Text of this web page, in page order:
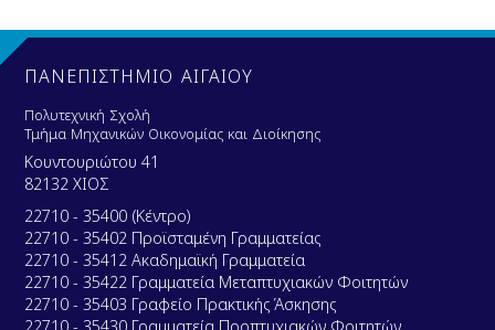
ΠΑΝΕΠΙΣΤΗΜΙΟ ΑΙΓΑΙΟΥ
Πολυτεχνική Σχολή
Τμήμα Μηχανικών Οικονομίας και Διοίκησης
Κουντουριώτου 41
82132 ΧΙΟΣ
22710 - 35400 (Κέντρο)
22710 - 35402 Προϊσταμένη Γραμματείας
22710 - 35412 Ακαδημαϊκή Γραμματεία
22710 - 35422 Γραμματεία Μεταπτυχιακών Φοιτητών
22710 - 35403 Γραφείο Πρακτικής Άσκησης